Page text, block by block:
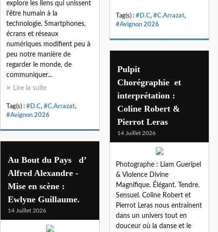
Tag(s) : #D.C, #C.Arrazat,
#Avignon 2026
explore les liens qui unissent
l'être humain à la
technologie. Smartphones,
écrans et réseaux
numériques modifient peu à
peu notre manière de
regarder le monde, de
communiquer...
Lire la suite
Tag(s) : #D.C, #C.Arrazat,
#Avignon 2026
Pulpit
Chorégraphie et
interprétation :
Coline Robert &
Pierrot Leras
14 Juillet 2026
Photographe : Liam Gueripel
& Violence Divine
Magnifique. Élégant. Tendre.
Sensuel. Coline Robert et
Pierrot Leras nous entraînent
dans un univers tout en
douceur où la danse et le
Au Bout du Pays d’
Alfred Alexandre -
Mise en scène :
Ewlyne Guillaume.
14 Juillet 2026